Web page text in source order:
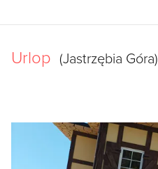
Urlop (Jastrzębia Góra)